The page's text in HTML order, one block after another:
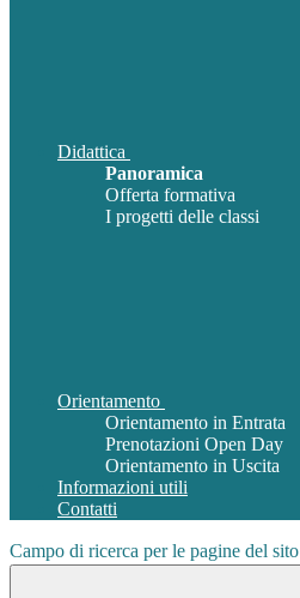
Didattica
Panoramica
Offerta formativa
I progetti delle classi
Orientamento
Orientamento in Entrata
Prenotazioni Open Day
Orientamento in Uscita
Informazioni utili
Contatti
Campo di ricerca per le pagine del sito